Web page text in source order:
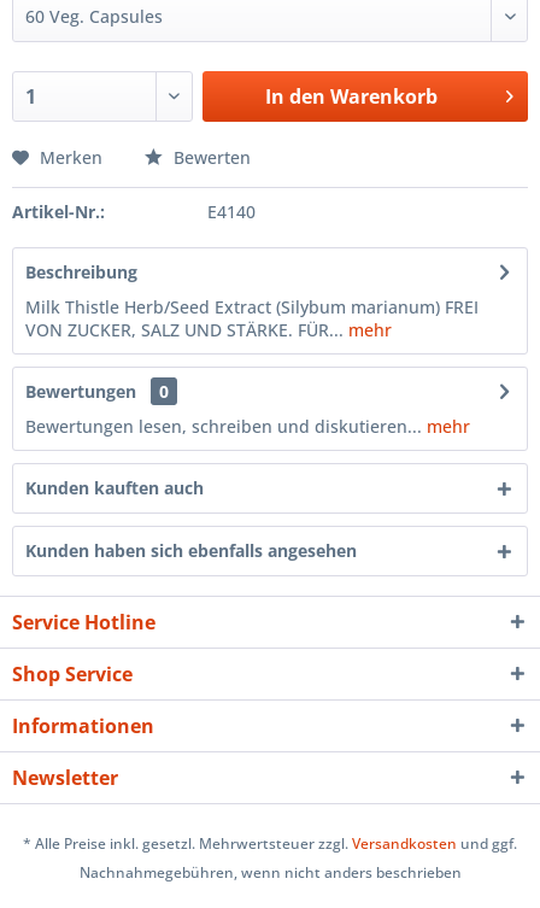
In den Warenkorb
Merken Bewerten
Artikel-Nr.: E4140
Beschreibung
Milk Thistle Herb/Seed Extract (Silybum marianum) FREI
VON ZUCKER, SALZ UND STÄRKE. FÜR... mehr
Bewertungen
0
Bewertungen lesen, schreiben und diskutieren... mehr
Kunden kauften auch
Kunden haben sich ebenfalls angesehen
Service Hotline
Shop Service
Informationen
Newsletter
* Alle Preise inkl. gesetzl. Mehrwertsteuer zzgl.Versandkosten und ggf.
Nachnahmegebühren, wenn nicht anders beschrieben